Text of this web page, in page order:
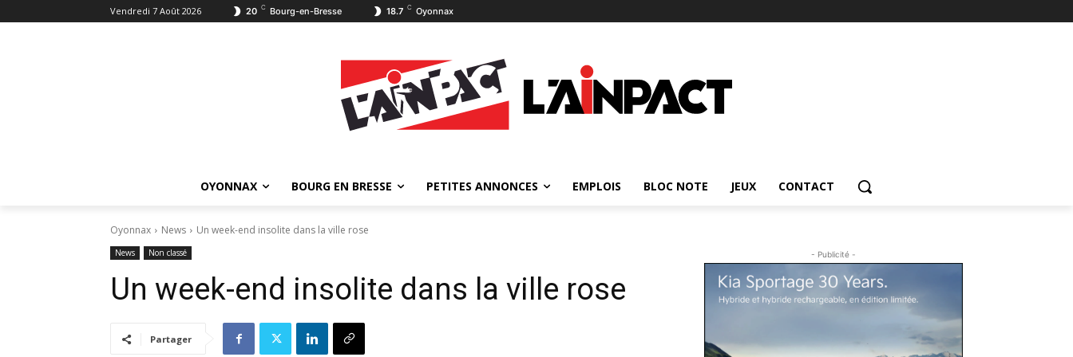
Vendredi 7 Août 2026 20 C Bourg-en-Bresse 18.7 C Oyonnax
OYONNAX BOURG EN BRESSE PETITES ANNONCES EMPLOIS BLOC NOTE JEUX CONTACT
Oyonnax News Un week-end insolite dans la ville rose
News Non classé
Un week-end insolite dans la ville rose
Partager
- Publicité -